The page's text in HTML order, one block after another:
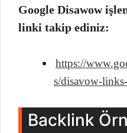
Google Disawow
linki takip ediniz:
https://
s/disavow-
Backlink